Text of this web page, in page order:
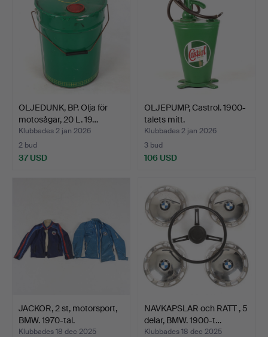
OLJEDUNK, BP. Olja för
motosågar, 20 L. 19…
Klubbades 2 jan 2026
2 bud
37 USD
OLJEPUMP, Castrol. 1900-
talets mitt.
Klubbades 2 jan 2026
3 bud
106 USD
JACKOR, 2 st, motorsport,
BMW. 1970-tal.
Klubbades 18 dec 2025
NAVKAPSLAR och RATT , 5
delar, BMW. 1900-t…
Klubbades 18 dec 2025